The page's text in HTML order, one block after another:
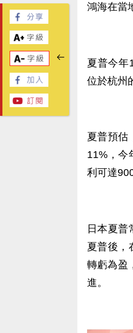
鴻海在當
夏普今年
位於杭州
夏普預估
11%，今
利可達
日本夏普
夏普後，
轉虧為盈
進。